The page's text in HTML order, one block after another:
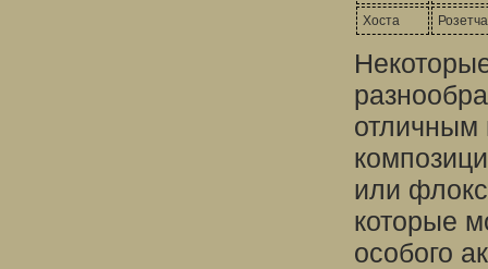
Хоста
отличным
или
которые
особого